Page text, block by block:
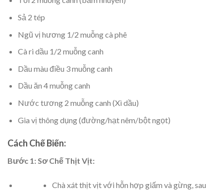
Sả 2 tép
Ngũ vị hương 1/2 muỗng cà phê
Cà ri dầu 1/2 muỗng canh
Dầu màu điều 3 muỗng canh
Dầu ăn 4 muỗng canh
Nước tương 2 muỗng canh (Xì dầu)
Gia vị thông dụng (đường/hạt nêm/bột ngọt)
Cách Chế Biến:
Bước 1: Sơ Chế Thịt Vịt:
Chà xát thịt vịt với hỗn hợp giấm và gừng, sau